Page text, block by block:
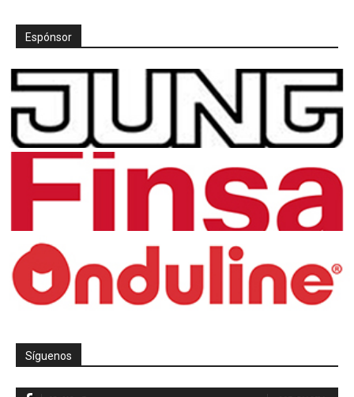
Espónsor
Síguenos